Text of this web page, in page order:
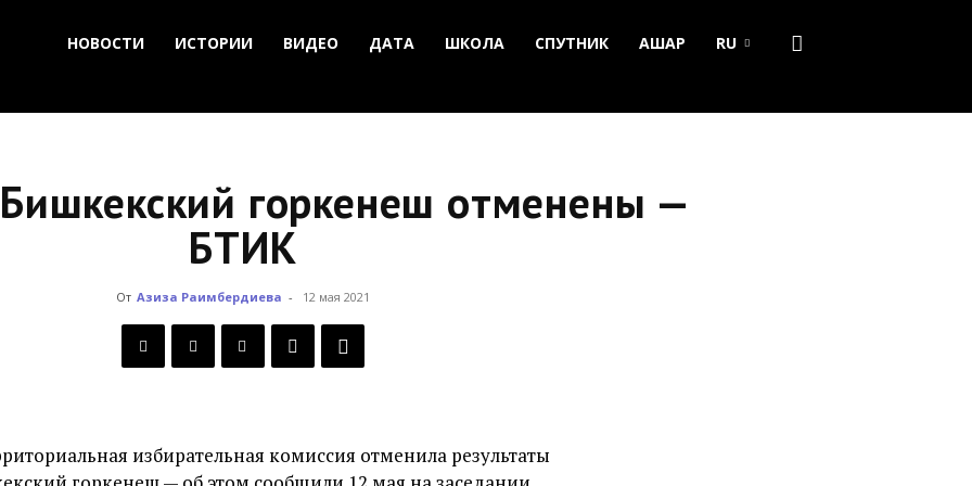
НОВОСТИ ИСТОРИИ ВИДЕО ДАТА ШКОЛА СПУТНИК АШАР RU
горкенеш отменены —
БТИК
От Азиза Раимбердиева - 12 мая 2021
избирательная комиссия отменила результаты